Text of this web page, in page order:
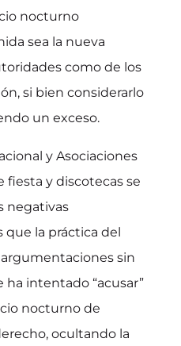
nocturno
sea la nueva
como de los
si bien considerarlo
un exceso.
y Asociaciones
fiesta y discotecas se
negativas
que la práctica del
sin
intentado “acusar”
nocturno de
ocultando la